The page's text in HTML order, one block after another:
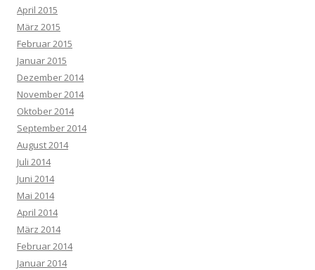
April 2015
März 2015
Februar 2015
Januar 2015
Dezember 2014
November 2014
Oktober 2014
September 2014
August 2014
Juli 2014
Juni 2014
Mai 2014
April 2014
März 2014
Februar 2014
Januar 2014